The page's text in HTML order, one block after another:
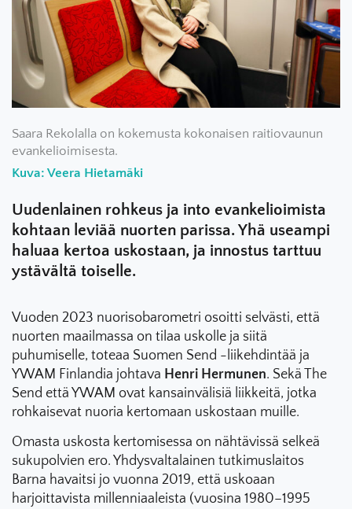
Saara Rekolalla on kokemusta kokonaisen raitiovaunun
evankelioimisesta.
Kuva: Veera Hietamäki
Uudenlainen rohkeus ja into evankelioimista
kohtaan leviää nuorten parissa. Yhä useampi
haluaa kertoa uskostaan, ja innostus tarttuu
ystävältä toiselle.
Vuoden 2023 nuorisobarometri osoitti selvästi, että
nuorten maailmassa on tilaa uskolle ja siitä
puhumiselle, toteaa Suomen Send -liikehdintää ja
YWAM Finlandia johtava Henri Hermunen. Sekä The
Send että YWAM ovat kansainvälisiä liikkeitä, jotka
rohkaisevat nuoria kertomaan uskostaan muille.
Omasta uskosta kertomisessa on nähtävissä selkeä
sukupolvien ero. Yhdysvaltalainen tutkimuslaitos
Barna havaitsi jo vuonna 2019, että uskoaan
harjoittavista millenniaaleista (vuosina 1980–1995